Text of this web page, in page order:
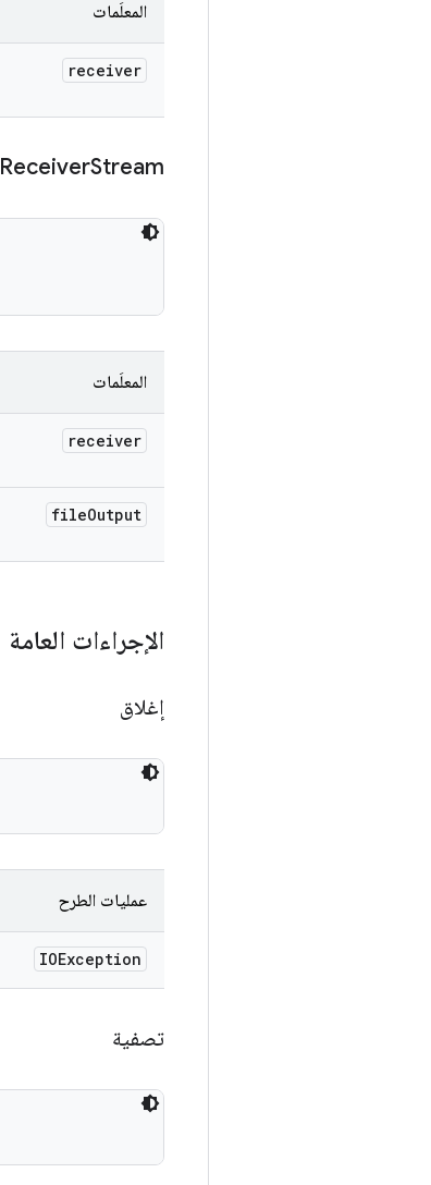
المعلَمات
receiver
ReceiverStream
المعلَمات
receiver
fileOutput
الإجراءات العامة
إغلاق
عمليات الطرح
IOException
تصفية